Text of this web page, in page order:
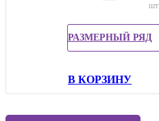
шт
РАЗМЕРНЫЙ РЯД
В КОРЗИНУ